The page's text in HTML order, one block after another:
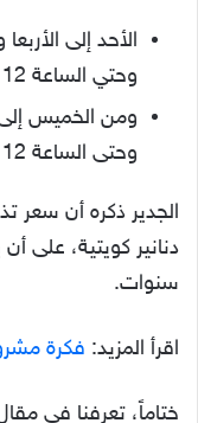
وحتي الساعة 12 من منتصف الليل.
وحتى الساعة 12 من منتصف الليل.
سنوات.
اقرأ المزيد: فكرة